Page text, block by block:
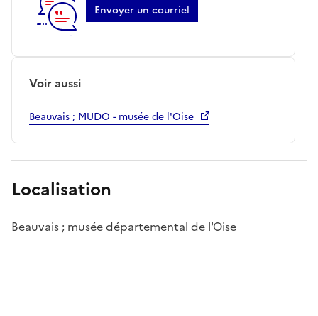
Envoyer un courriel
Voir aussi
Beauvais ; MUDO - musée de l'Oise
Localisation
Beauvais ; musée départemental de l'Oise